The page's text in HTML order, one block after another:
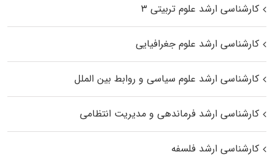
کارشناسی ارشد علوم تربیتی ۳
کارشناسی ارشد علوم جغرافیایی
کارشناسی ارشد علوم سیاسی و روابط بین الملل
کارشناسی ارشد فرماندهی و مدیریت انتظامی
کارشناسی ارشد فلسفه